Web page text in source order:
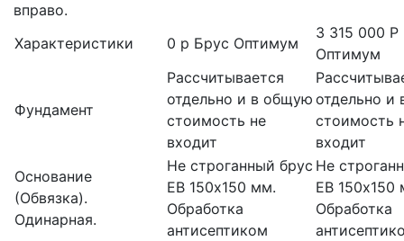
вправо.
Характеристики
0 p Брус Оптимум
3 315 000 P
Оптимум
Фундамент
Рассчитывается
отдельно и в общую
стоимость не
входит
отдельно и
стоимость
входит
Основание
(Обвязка).
Одинарная.
Не строганный брус
ЕВ 150х150 мм.
Обработка
антисептиком
Не
ЕВ 150х150
Обработка